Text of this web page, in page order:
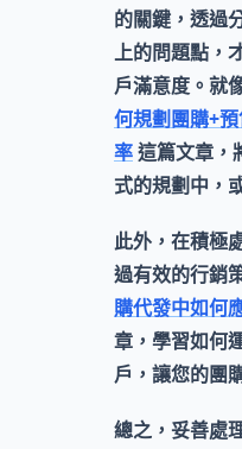
的關鍵，透過
上的問題點，
戶滿意度。就
何規劃團購+
率這篇文章，
式的規劃中，
此外，在積極
過有效的行銷
購代發中如何
章，學習如何
戶，讓您的團
總之，妥善處